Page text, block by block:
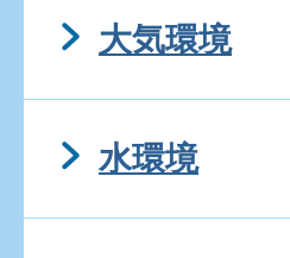
大気環境
水環境